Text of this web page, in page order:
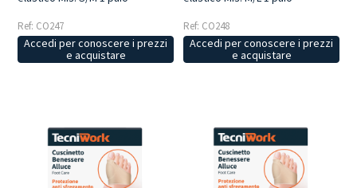
Ref: CO247
Accedi per conoscere i prezzi
e acquistare
Ref: CO248
Accedi per conoscere i prezzi
e acquistare